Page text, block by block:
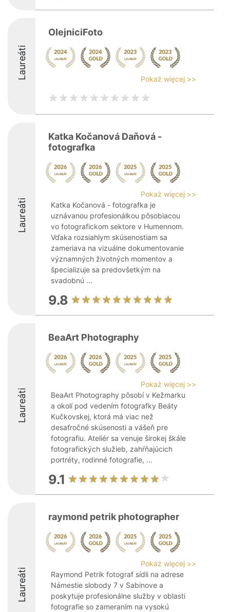
Laureáti
OlejniciFoto
Pokaż więcej >>
Laureáti
Katka Kočanová Daňová -
fotografka
Pokaż więcej >>
Katka Kočanová - fotografka je
uznávanou profesionálkou pôsobiacou
vo fotografickom sektore v Humennom.
Vďaka rozsiahlym skúsenostiam sa
zameriava na vizuálne dokumentovanie
významných životných momentov a
špecializuje sa predovšetkým na
svadobnú ...
9.8
Laureáti
BeaArt Photography
Pokaż więcej >>
BeaArt Photography pôsobí v Kežmarku
a okolí pod vedením fotografky Beáty
Kučkovskej, ktorá má viac než
desaťročné skúsenosti a vášeň pre
fotografiu. Ateliér sa venuje širokej škále
fotografických služieb, zahŕňajúcich
portréty, rodinné fotografie, ...
9.1
Laureáti
raymond petrik photographer
Pokaż więcej >>
Raymond Petrik fotograf sídli na adrese
Námestie slobody 7 v Sabinove a
poskytuje profesionálne služby v oblasti
fotografie so zameraním na vysokú